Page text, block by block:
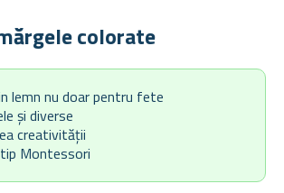
colorate
lemn nu doar pentru fete
și diverse
creativității
Montessori